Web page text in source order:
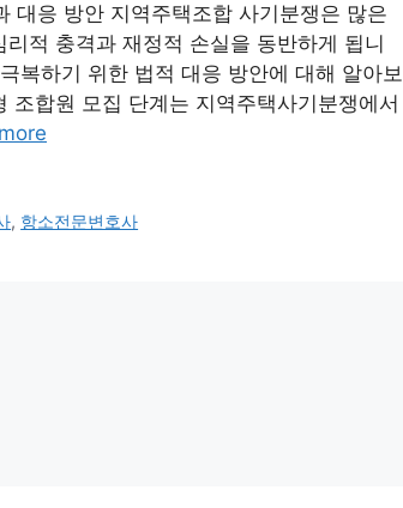
대응 방안 지역주택조합 사기분쟁은 많은
적 충격과 재정적 손실을 동반하게 됩니
복하기 위한 법적 대응 방안에 대해 알아보
조합원 모집 단계는 지역주택사기분쟁에서
, 항소전문변호사